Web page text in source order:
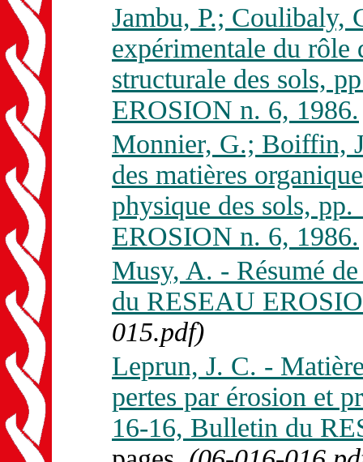
Jambu, P.; Coulibaly,
expérimentale du rôle
structurale des sols,
EROSION n. 6, 1986.
Monnier, G.; Boiffin,
des matières
physique des sols,
EROSION n. 6, 1986.
Musy, A. - Résumé
du RESEAU
015.pdf)
Leprun, J. C. -
pertes par érosion et
16-16, Bulletin du